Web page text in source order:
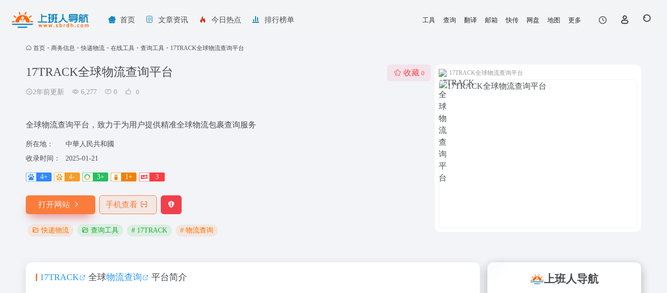
首页 文章资讯 今日热点 排行榜单 工具 查询 翻译 邮箱 快传 网盘 地图 更多
首页 • 商务信息 • 快递物流 • 在线工具 • 查询工具 • 17TRACK全球物流查询平台
17TRACK全球物流查询平台
2年前更新 6,277 0 0
收藏 0
全球物流查询平台，致力于为用户提供精准全球物流包裹查询服务
所在地：
中華人民共和國
收录时间：
2025-01-21
4+ 4- 3+ 1+ 3
打开网站 手机查看
快递物流 查询工具 # 17TRACK # 物流查询
17TRACK全球物流查询平台
17TRACK 全球物流查询 平台简介 上班人导航